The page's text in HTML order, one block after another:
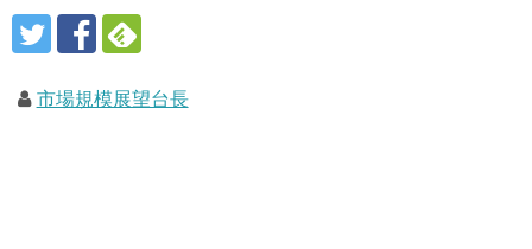
市場規模展望台長